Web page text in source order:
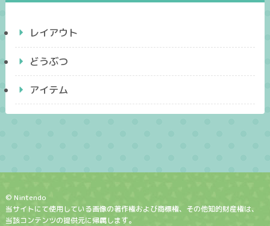
レイアウト
どうぶつ
アイテム
© Nintendo
当サイトにて使用している画像の著作権および商標権、その他知的財産権は、
当該コンテンツの提供元に帰属します。